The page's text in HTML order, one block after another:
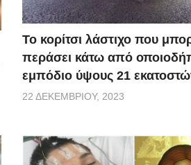
Το κορίτσι λάστιχο που
περάσει κάτω από
εμπόδιο ύψους 21
22 ΔΕΚΕΜΒΡΊΟΥ, 2023